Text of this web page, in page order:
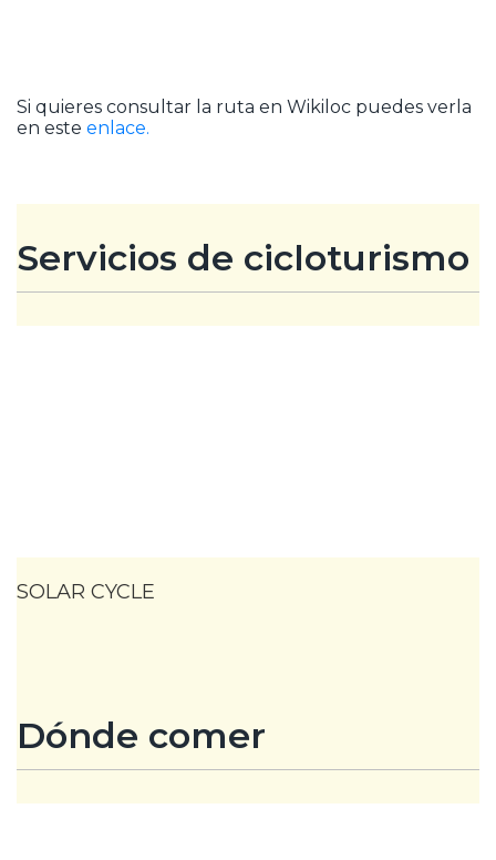
Si quieres consultar la ruta en Wikiloc puedes verla
en este enlace.
Servicios de cicloturismo
SOLAR CYCLE
Dónde comer